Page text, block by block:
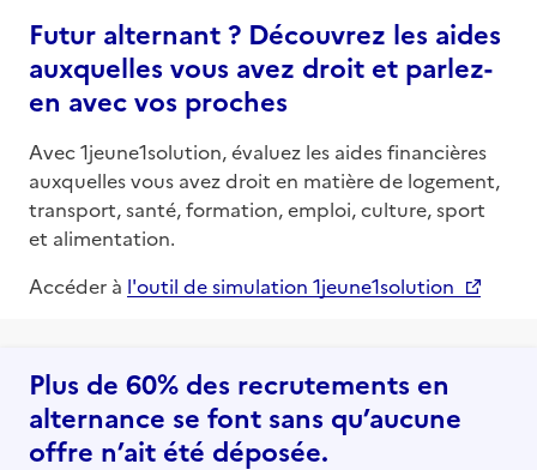
Futur alternant ? Découvrez les aides
auxquelles vous avez droit et parlez-
en avec vos proches
Avec 1jeune1solution, évaluez les aides financières
auxquelles vous avez droit en matière de logement,
transport, santé, formation, emploi, culture, sport
et alimentation.
Accéder à l'outil de simulation 1jeune1solution
Plus de 60% des recrutements en
alternance se font sans qu’aucune
offre n’ait été déposée.